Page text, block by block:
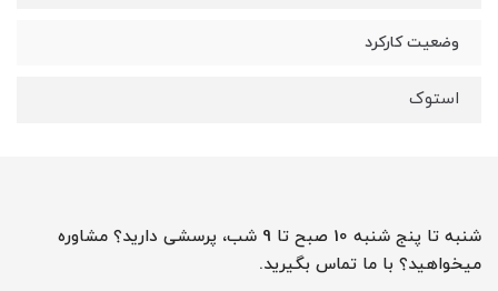
وضعیت کارکرد
استوک
شنبه تا پنج شنبه 10 صبح تا 9 شب، پرسشی دارید؟ مشاوره
میخواهید؟ با ما تماس بگیرید.